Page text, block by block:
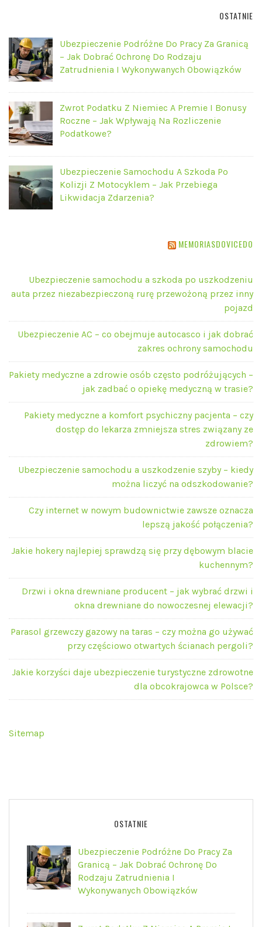
OSTATNIE
Ubezpieczenie Podróżne Do Pracy Za Granicą
– Jak Dobrać Ochronę Do Rodzaju
Zatrudnienia I Wykonywanych Obowiązków
Zwrot Podatku Z Niemiec A Premie I Bonusy
Roczne – Jak Wpływają Na Rozliczenie
Podatkowe?
Ubezpieczenie Samochodu A Szkoda Po
Kolizji Z Motocyklem – Jak Przebiega
Likwidacja Zdarzenia?
MEMORIASDOVICEDO
Ubezpieczenie samochodu a szkoda po uszkodzeniu
auta przez niezabezpieczoną rurę przewożoną przez inny
pojazd
Ubezpieczenie AC – co obejmuje autocasco i jak dobrać
zakres ochrony samochodu
Pakiety medyczne a zdrowie osób często podróżujących –
jak zadbać o opiekę medyczną w trasie?
Pakiety medyczne a komfort psychiczny pacjenta – czy
dostęp do lekarza zmniejsza stres związany ze
zdrowiem?
Ubezpieczenie samochodu a uszkodzenie szyby – kiedy
można liczyć na odszkodowanie?
Czy internet w nowym budownictwie zawsze oznacza
lepszą jakość połączenia?
Jakie hokery najlepiej sprawdzą się przy dębowym blacie
kuchennym?
Drzwi i okna drewniane producent – jak wybrać drzwi i
okna drewniane do nowoczesnej elewacji?
Parasol grzewczy gazowy na taras – czy można go używać
przy częściowo otwartych ścianach pergoli?
Jakie korzyści daje ubezpieczenie turystyczne zdrowotne
dla obcokrajowca w Polsce?
Sitemap
OSTATNIE
Ubezpieczenie Podróżne Do Pracy Za
Granicą – Jak Dobrać Ochronę Do
Rodzaju Zatrudnienia I
Wykonywanych Obowiązków